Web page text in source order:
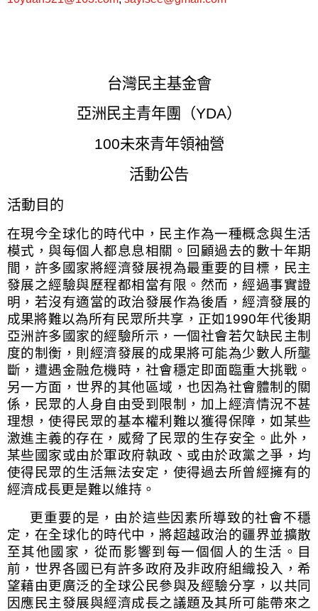
台灣民主基金會
亞洲民主青年團（YDA）
100未來青年領袖營
活動公告
活動目的
在現今全球化的時代中，民主作為一種概念與生活
模式，與每個人都息息相關。回顧過去的數十年期
間，許多國家將經濟發展視為最重要的目標，民主
發展之經驗與歷程都相當有限。然而，經過事實證
明，若沒有適當的政治發展作為後盾，經濟發展的
成果將難以為所有民眾所共享，正如1990年代後期
亞洲許多國家的經驗所示，一個社會若欠缺民主制
度的制衡，則經濟發展的成果將可能為少數人所壟
斷，遭遇金融危機時，社會穩定即面臨重大挑戰。
另一方面，世界的其他區域，也因為社會體制的關
係，民眾的人身自由受到限制，加上經濟情況不甚
理想，使得民眾的基本權利難以獲得保障，如某些
激進主義的存在，威脅了民眾的生存安全。此外，
某些國家或由於軍政府執政、或由於政黨之爭，均
使得民眾的生活無法安定，使得過去所曾經擁有的
經濟成長更是難以維持。
更重要的是，由於這些因素所導致的社會不穩
定，在全球化的時代中，將超越政治的疆界並擴散
至其他國家，從而影響到每一個個人的生活。目
前，世界各國已有許多政府及非政府組織投入，希
望藉由更廣泛的全球公民參與及經驗分享，以共同
因應民主發展與經濟成長之議題及其所可能帶來之